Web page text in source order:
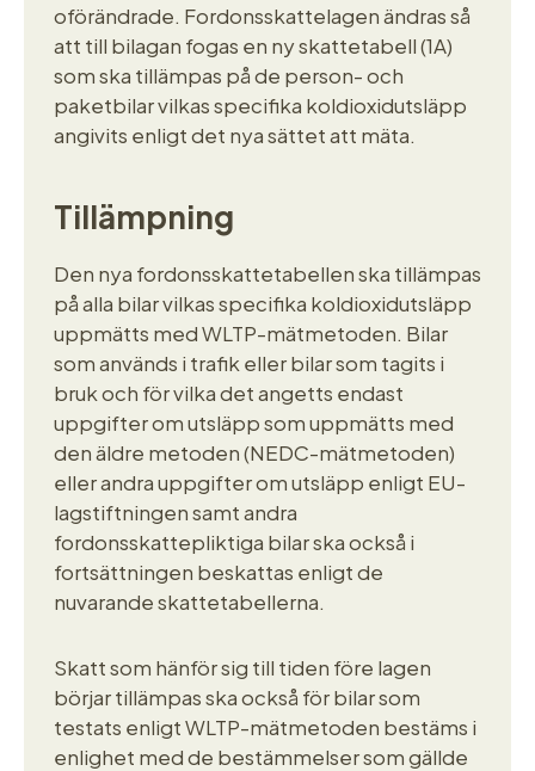
oförändrade. Fordonsskattelagen ändras så
att till bilagan fogas en ny skattetabell (1A)
som ska tillämpas på de person- och
paketbilar vilkas specifika koldioxidutsläpp
angivits enligt det nya sättet att mäta.
Tillämpning
Den nya fordonsskattetabellen ska tillämpas
på alla bilar vilkas specifika koldioxidutsläpp
uppmätts med WLTP-mätmetoden. Bilar
som används i trafik eller bilar som tagits i
bruk och för vilka det angetts endast
uppgifter om utsläpp som uppmätts med
den äldre metoden (NEDC-mätmetoden)
eller andra uppgifter om utsläpp enligt EU-
lagstiftningen samt andra
fordonsskattepliktiga bilar ska också i
fortsättningen beskattas enligt de
nuvarande skattetabellerna.
Skatt som hänför sig till tiden före lagen
börjar tillämpas ska också för bilar som
testats enligt WLTP-mätmetoden bestäms i
enlighet med de bestämmelser som gällde